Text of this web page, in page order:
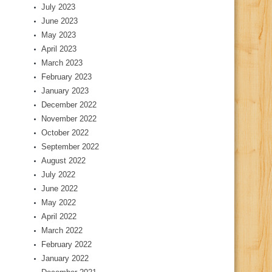
July 2023
June 2023
May 2023
April 2023
March 2023
February 2023
January 2023
December 2022
November 2022
October 2022
September 2022
August 2022
July 2022
June 2022
May 2022
April 2022
March 2022
February 2022
January 2022